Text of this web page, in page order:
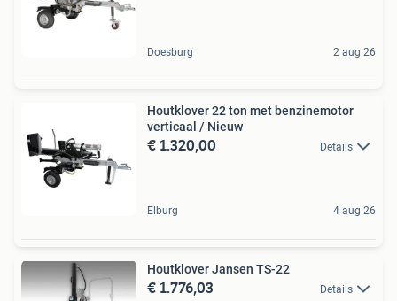
Doesburg 2 aug 26
Houtklover 22 ton met benzinemotor
verticaal / Nieuw
€ 1.320,00 Details
Elburg 4 aug 26
Houtklover Jansen TS-22
€ 1.776,03 Details